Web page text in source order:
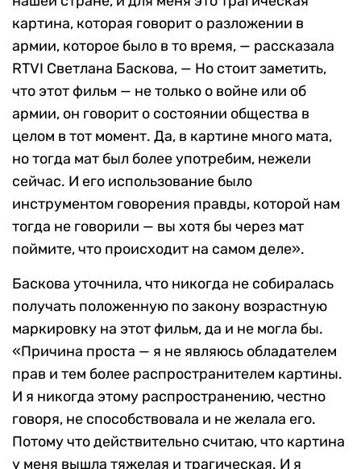
картина, которая говорит о разложении в
армии, которое было в то время, — рассказала
RTVI Светлана Баскова, — Но стоит заметить,
что этот фильм — не только о войне или об
армии, он говорит о состоянии общества в
целом в тот момент. Да, в картине много мата,
но тогда мат был более употребим, нежели
сейчас. И его использование было
инструментом говорения правды, которой нам
тогда не говорили — вы хотя бы через мат
поймите, что происходит на самом деле».
Баскова уточнила, что никогда не собиралась
получать положенную по закону возрастную
маркировку на этот фильм, да и не могла бы.
«Причина проста — я не являюсь обладателем
прав и тем более распространителем картины.
И я никогда этому распространению, честно
говоря, не способствовала и не желала его.
Потому что действительно считаю, что картина
у меня вышла тяжелая и трагическая. И я